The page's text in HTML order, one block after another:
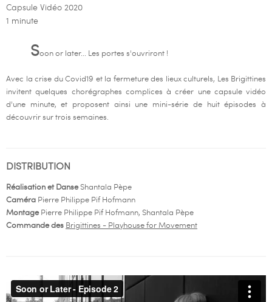
Capsule Vidéo 2020
1 minute
Soon or later... Les portes s'ouvriront !
Avec la crise du Covid19 et la fermeture des lieux culturels, Les Brigittines
invitent quelques chorégraphes complices à créer une capsule vidéo
d'une minute, et proposent ainsi une mini-série de huit épisodes à
découvrir sur trois semaines.
DISTRIBUTION
Réalisation et DanseShantala Pèpe
Caméra Pierre Philippe Pif Hofmann
MontagePierre Philippe Pif Hofmann, Shantala Pèpe
Commande des Brigittines - Playhouse for Movement